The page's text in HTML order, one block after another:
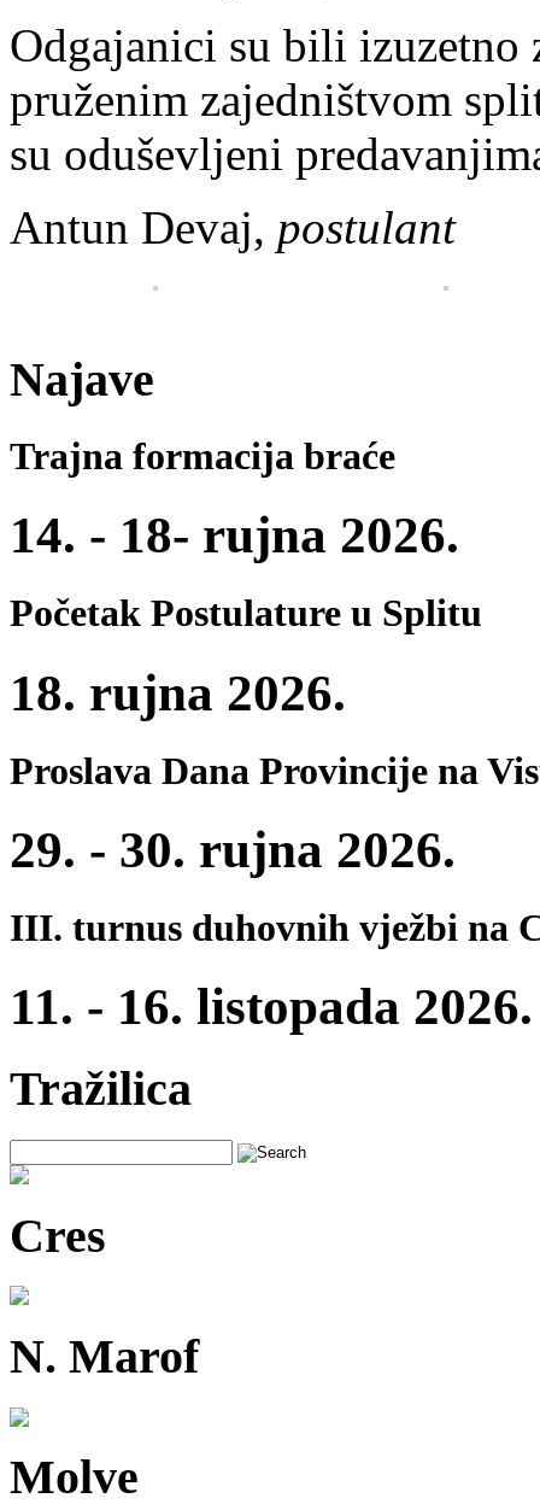
Odgajanici su bili
pruženim zajedništvom
su oduševljeni
Antun Devaj, postulant
Najave
Trajna formacija braće
14. - 18- rujna 2026.
Početak Postulature u Splitu
18. rujna 2026.
Proslava Dana Provincije na
29. - 30. rujna 2026.
III. turnus duhovnih vježbi na
11. - 16. listopada 2026.
Tražilica
Cres
N. Marof
Molve